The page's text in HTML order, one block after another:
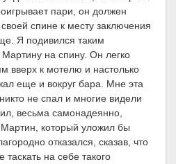
пари, он должен
спине к месту заключения
Я подивился таким
на спину. Он легко
вверх к мотелю и настолько
еще и вокруг бара. Мне эта
не спал и многие видели
весьма самонадеянно,
Мартин, который уложил бы
отказался, сказав, что
на себе такого